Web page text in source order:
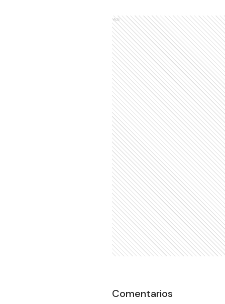
Ads
Comentarios